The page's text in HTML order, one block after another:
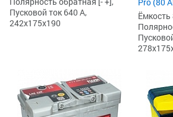
Пусковой ток 640 А,
242x175x190
Ёмкость